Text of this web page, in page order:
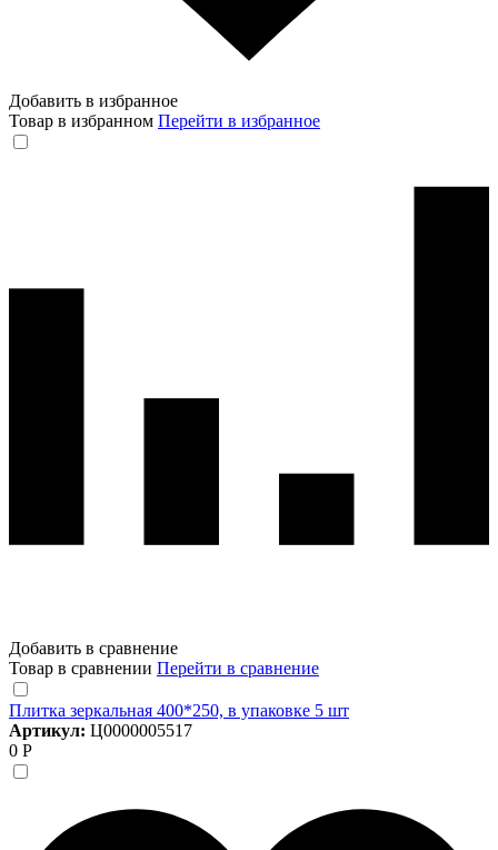
Добавить в избранное
Товар в избранном Перейти в избранное
Добавить в сравнение
Товар в сравнении Перейти в сравнение
Плитка зеркальная 400*250, в упаковке 5 шт
Артикул: Ц0000005517
0 Р